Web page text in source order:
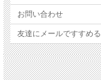
お問い合わせ
友達にメールですすめる